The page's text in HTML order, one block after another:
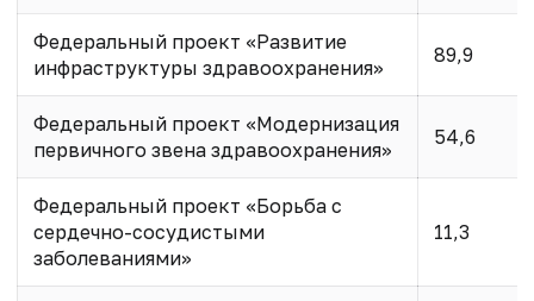
Федеральный проект «Развитие
инфраструктуры здравоохранения»
89,9
Федеральный проект «Модернизация
первичного звена здравоохранения»
54,6
Федеральный проект «Борьба с
сердечно-сосудистыми
заболеваниями»
11,3